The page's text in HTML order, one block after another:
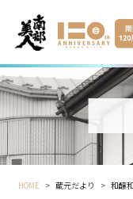
HOME > 蔵元だより > 和醸